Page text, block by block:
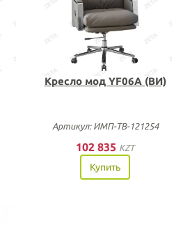
Кресло мод YF06A (ВИ)
Артикул: ИМП-ТВ-121254
102 835 KZT
Купить